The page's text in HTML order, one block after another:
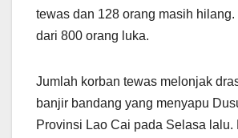
tewas dan 128 orang masih
dari 800 orang luka.
Jumlah korban tewas melonjak
banjir bandang yang menyapu
Provinsi Lao Cai pada Selasa lalu.